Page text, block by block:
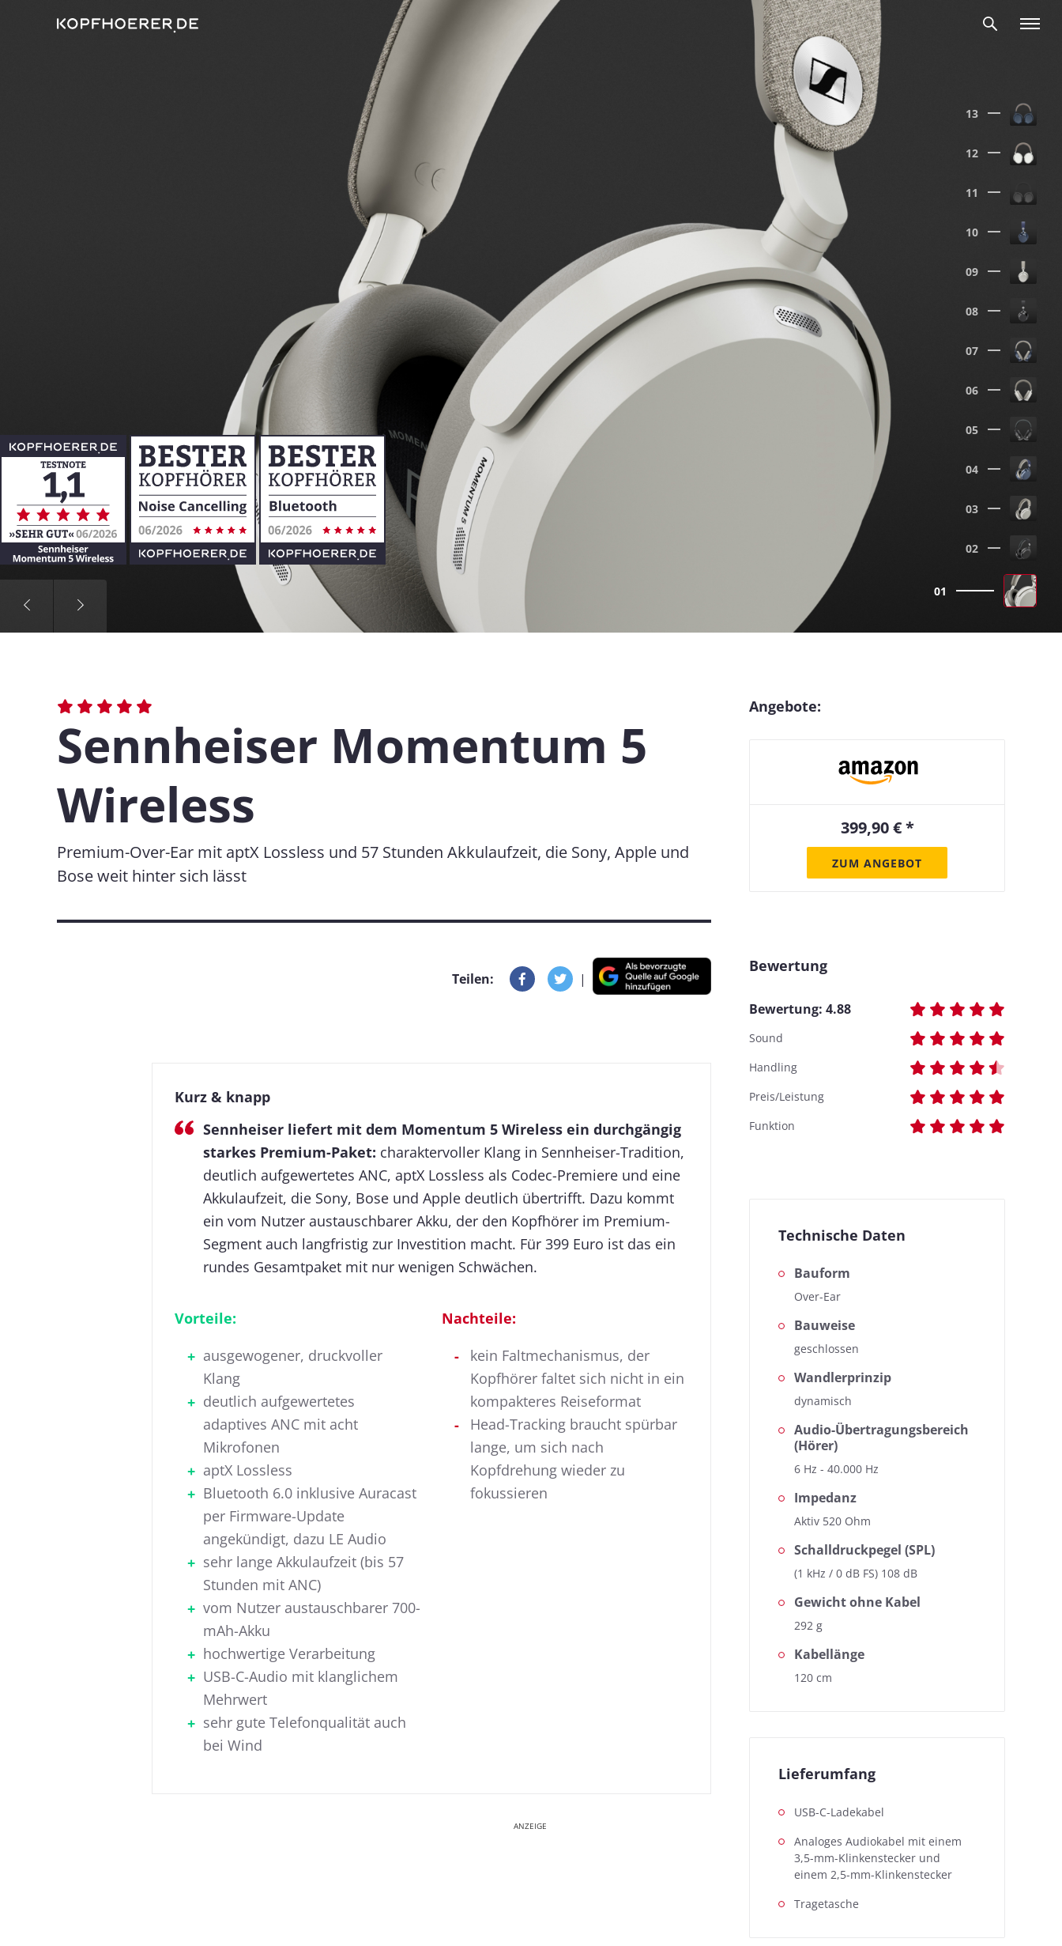
01
02
03
04
05
06
07
08
09
10
11
12
13
Sennheiser Momentum 5
Wireless
Premium-Over-Ear mit aptX Lossless und 57 Stunden Akkulaufzeit, die Sony, Apple und
Bose weit hinter sich lässt
Teilen: |
Kurz & knapp
Sennheiser liefert mit dem Momentum 5 Wireless ein durchgängig
starkes Premium-Paket: charaktervoller Klang in Sennheiser-Tradition,
deutlich aufgewertetes ANC, aptX Lossless als Codec-Premiere und eine
Akkulaufzeit, die Sony, Bose und Apple deutlich übertrifft. Dazu kommt
ein vom Nutzer austauschbarer Akku, der den Kopfhörer im Premium-
Segment auch langfristig zur Investition macht. Für 399 Euro ist das ein
rundes Gesamtpaket mit nur wenigen Schwächen.
Vorteile:
ausgewogener, druckvoller
Klang
deutlich aufgewertetes
adaptives ANC mit acht
Mikrofonen
aptX Lossless
Bluetooth 6.0 inklusive Auracast
per Firmware-Update
angekündigt, dazu LE Audio
sehr lange Akkulaufzeit (bis 57
Stunden mit ANC)
vom Nutzer austauschbarer 700-
mAh-Akku
hochwertige Verarbeitung
USB-C-Audio mit klanglichem
Mehrwert
sehr gute Telefonqualität auch
bei Wind
Nachteile:
kein Faltmechanismus, der
Kopfhörer faltet sich nicht in ein
kompakteres Reiseformat
Head-Tracking braucht spürbar
lange, um sich nach
Kopfdrehung wieder zu
fokussieren
ANZEIGE
Angebote:
399,90 € *
ZUM ANGEBOT
Bewertung
Bewertung: 4.88
Sound
Handling
Preis/Leistung
Funktion
Technische Daten
Bauform
Over-Ear
Bauweise
geschlossen
Wandlerprinzip
dynamisch
Audio-Übertragungsbereich
(Hörer)
6 Hz - 40.000 Hz
Impedanz
Aktiv 520 Ohm
Schalldruckpegel (SPL)
(1 kHz / 0 dB FS) 108 dB
Gewicht ohne Kabel
292 g
Kabellänge
120 cm
Lieferumfang
USB-C-Ladekabel
Analoges Audiokabel mit einem
3,5-mm-Klinkenstecker und
einem 2,5-mm-Klinkenstecker
Tragetasche